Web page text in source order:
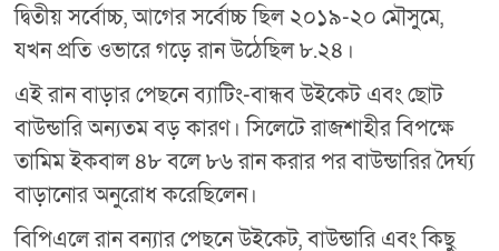
দ্বিতীয় সর্বোচ্চ, আগের সর্বোচ্চ ছিল ২০১৯-২০ মৌসুমে,
যখন প্রতি ওভারে গড়ে রান উঠেছিল ৮.২৪।
এই রান বাড়ার পেছনে ব্যাটিং-বান্ধব উইকেট এবং ছোট
বাউন্ডারি অন্যতম বড় কারণ। সিলেটে রাজশাহীর বিপক্ষে
তামিম ইকবাল ৪৮ বলে ৮৬ রান করার পর বাউন্ডারির দৈর্ঘ্য
বাড়ানোর অনুরোধ করেছিলেন।
বিপিএলে রান বন্যার পেছনে উইকেট, বাউন্ডারি এবং কিছু